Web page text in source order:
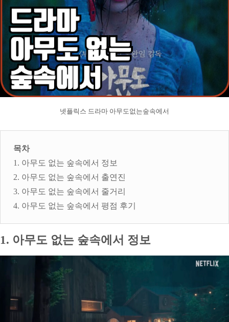
넷플릭스 드라마 아무도없는숲속에서
목차
1. 아무도 없는 숲속에서 정보
2. 아무도 없는 숲속에서 출연진
3. 아무도 없는 숲속에서 줄거리
4. 아무도 없는 숲속에서 평점 후기
1. 아무도 없는 숲속에서 정보